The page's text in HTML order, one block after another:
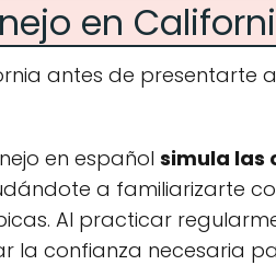
en
antes de presentarte
en español simula las
a familiarizarte
Al practicar
la confianza necesaria